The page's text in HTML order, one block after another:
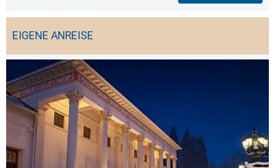
EIGENE ANREISE